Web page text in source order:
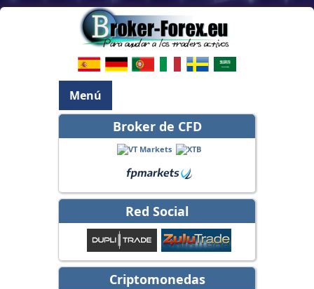
Menú
Broker de CFD
Red Social
Criptomonedas